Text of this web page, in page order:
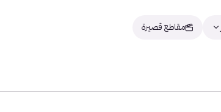
مقاطع قصيرة